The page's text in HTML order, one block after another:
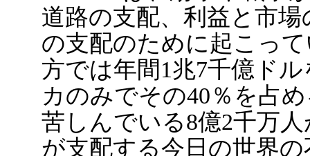
道路の支配、利益と市
の支配のために起こっ
方では年間1兆7千億ド
カのみでその40％を占
苦しんでいる8億2千万
が支配する今日の世界